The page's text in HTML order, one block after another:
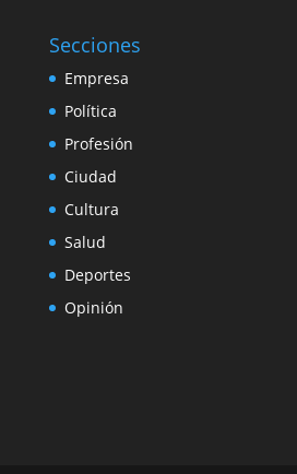
Secciones
Empresa
Política
Profesión
Ciudad
Cultura
Salud
Deportes
Opinión